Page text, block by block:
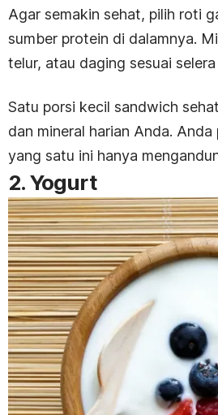
Agar semakin sehat, pilih roti
sumber protein di dalamnya.
telur, atau daging sesuai
Satu porsi kecil sandwich
dan mineral harian Anda.
yang satu ini hanya
2. Yogurt